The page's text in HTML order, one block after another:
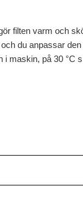
filten varm och
du anpassar
i maskin, på 30 °C